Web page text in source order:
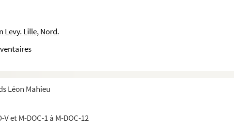
Levy. Lille, Nord.
Léon Mahieu
V et M-DOC-1 à M-DOC-12
de l'Institut Pasteur à Lille en 1900
de l'Institut Pasteur de Lille pour l'année 1912 par le Docteur A. Cal...
de l'Institut Pasteur de Lille pour l'année 1913 par le Docteur A. Cal...
et de perfectionnement de l'Institut Pasteur, procès-verbal de la séance du...
et de perfectionnement de l'Institut Pasteur, procès-verbal de la séance du...